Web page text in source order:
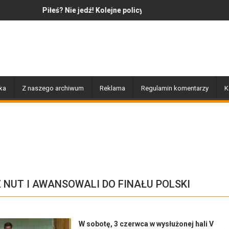
Nie jedź! Kolejne policyjne działania „Trzeźwość”Jazz to nie tylko muzyka
Z naszego archiwum Reklama Regulamin komentarzy
I AWANSOWALI DO FINAŁU POLSKI
W sobotę, 3 czerwca w wysłużonej hali V